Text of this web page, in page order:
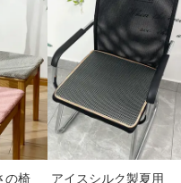
の椅
アイスシルク製夏用